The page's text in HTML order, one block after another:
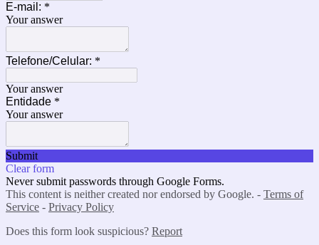
E-mail: *
Your answer
Telefone/Celular: *
Your answer
Entidade *
Your answer
Submit
Clear form
Never submit passwords through Google Forms.
This content is neither created nor endorsed by Google. - Terms of
Service - Privacy Policy
Does this form look suspicious? Report